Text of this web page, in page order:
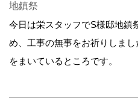
地鎮祭
今日は栄スタッフでS様邸地鎮
め、工事の無事をお祈りしま
をまいているところです。